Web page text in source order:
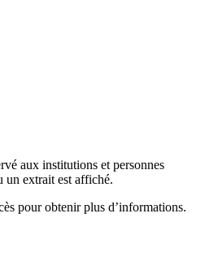
aux institutions et personnes
un extrait est affiché.
pour obtenir plus d’informations.